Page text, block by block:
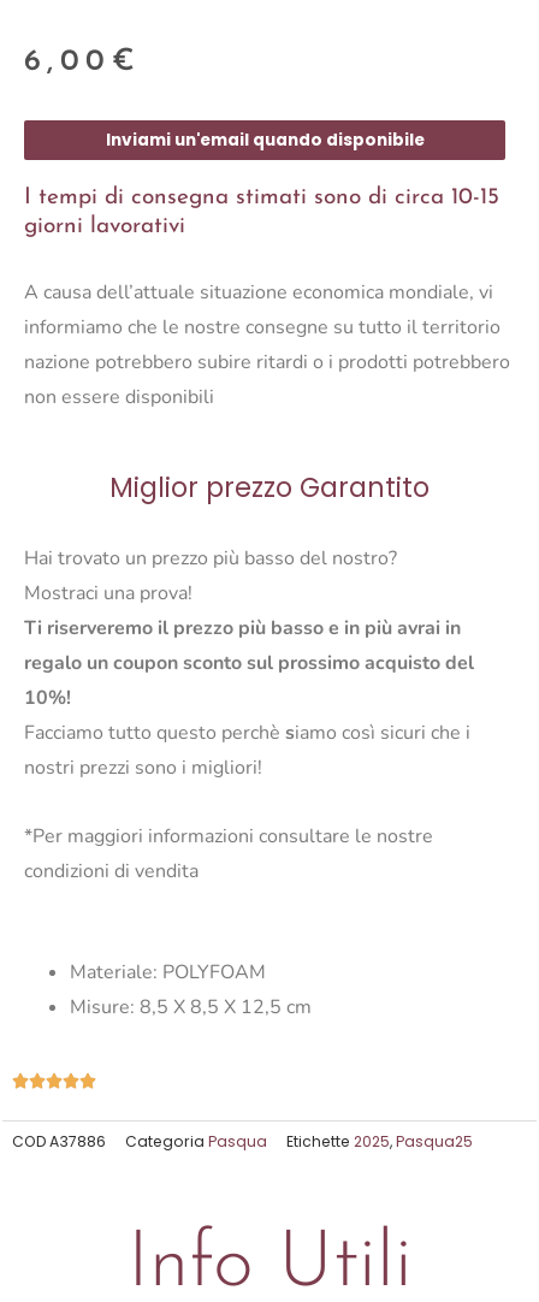
6,00 €
Inviami un'email quando disponibile
I tempi di consegna stimati sono di circa 10-15
giorni lavorativi
A causa dell’attuale situazione economica mondiale, vi
informiamo che le nostre consegne su tutto il territorio
nazione potrebbero subire ritardi o i prodotti potrebbero
non essere disponibili
Miglior prezzo Garantito
Hai trovato un prezzo più basso del nostro?
Mostraci una prova!
Ti riserveremo il prezzo più basso e in più avrai in
regalo un coupon sconto sul prossimo acquisto del
10%!
Facciamo tutto questo perchè siamo così sicuri che i
nostri prezzi sono i migliori!
*Per maggiori informazioni consultare le nostre
condizioni di vendita
Materiale: POLYFOAM
Misure: 8,5 X 8,5 X 12,5 cm
Valutazione
su
CODA37886 Categoria Pasqua Etichette 2025,Pasqua25
Info Utili